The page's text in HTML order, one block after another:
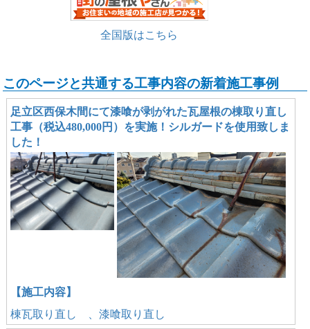
全国版はこちら
このページと共通する工事内容の新着施工事例
足立区西保木間にて漆喰が剥がれた瓦屋根の棟取り直し
工事（税込480,000円）を実施！シルガードを使用致しま
した！
【施工内容】
棟瓦取り直し 、漆喰取り直し